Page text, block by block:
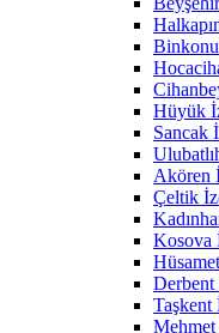
Hüyük
Sancak
Akören
Çeltik
Kosova
Derbent
Taşkent